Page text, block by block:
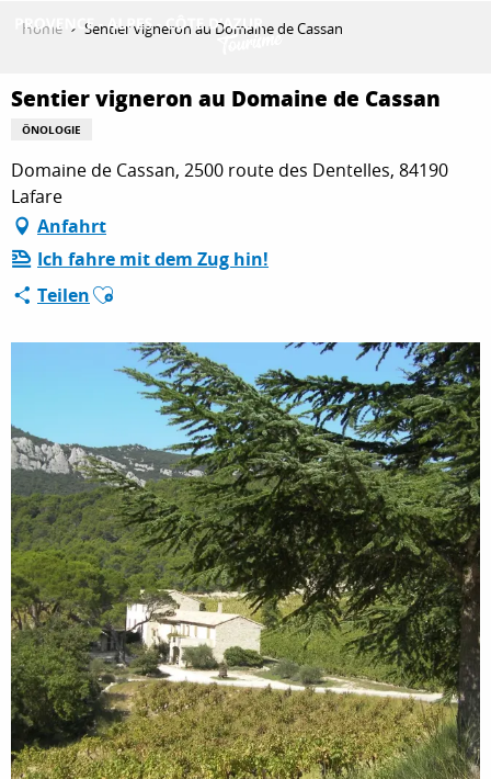
principal
ENTDECKEN
AKTIVITÄTEN
AUFENTHALT
ESPACE PRO
Home Sentier vigneron au Domaine de Cassan
Sentier vigneron au Domaine de Cassan
ÖNOLOGIE
Domaine de Cassan, 2500 route des Dentelles, 84190
Lafare
Anfahrt
Ich fahre mit dem Zug hin!
TeilenAjouter aux favoris